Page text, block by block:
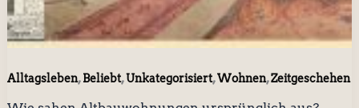
Alltagsleben,Beliebt,Unkategorisiert,Wohnen,Zeitgeschehen